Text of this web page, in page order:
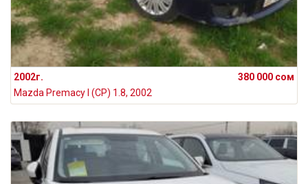
2002г.
380 000 сом
Mazda Premacy I (CP) 1.8, 2002